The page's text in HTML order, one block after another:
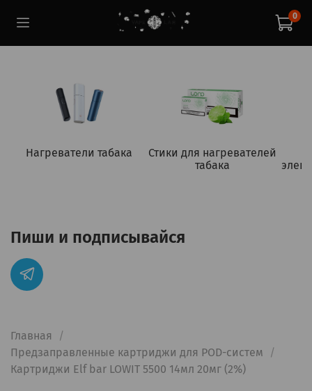
0
Нагреватели табака
Стики для нагревателей
табака
Главная
Предзаправленные картриджи для POD-систем
Картриджи Elf bar LOWIT 5500 14мл 20мг (2%)
Пиши и подписывайся